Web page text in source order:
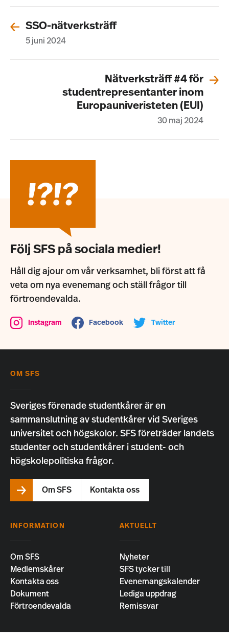
SSO-nätverksträff
5 juni 2024
Nätverksträff #4 för
studentrepresentanter inom
Europauniveristeten (EUI)
30 maj 2024
Följ SFS på sociala medier!
Håll dig ajour om vår verksamhet, bli först att få
veta om nya evenemang och ställ frågor till
förtroendevalda.
Instagram Facebook Twitter
OM SFS
Sveriges förenade studentkårer är en
sammanslutning av studentkårer vid Sveriges
universitet och högskolor. SFS företräder landets
studenter och studentkårer i student- och
högskolepolitiska frågor.
Om SFS Kontakta oss
INFORMATION
Om SFS
Medlemskårer
Kontakta oss
Dokument
Förtroendevalda
AKTUELLT
Nyheter
SFS tycker till
Evenemangskalender
Lediga uppdrag
Remissvar